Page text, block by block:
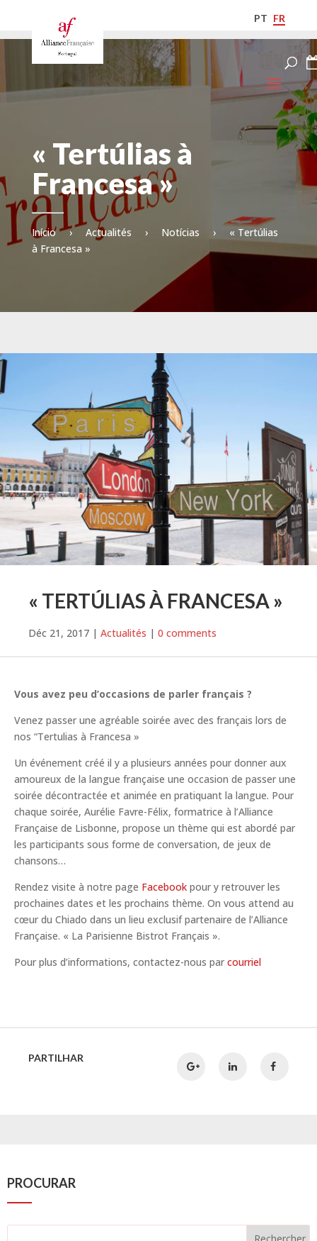
PT FR
« Tertúlias à
Francesa »
Início › Actualités › Notícias ›
« Tertúlias
à Francesa »
« TERTÚLIAS À FRANCESA »
Déc 21, 2017 | Actualités | 0 comments
Vous avez peu d’occasions de parler français ?
Venez passer une agréable soirée avec des français lors de
nos “Tertulias à Francesa »
Un événement créé il y a plusieurs années pour donner aux
amoureux de la langue française une occasion de passer une
soirée décontractée et animée en pratiquant la langue. Pour
chaque soirée, Aurélie Favre-Félix, formatrice à l’Alliance
Française de Lisbonne, propose un thème qui est abordé par
les participants sous forme de conversation, de jeux de
chansons…
Rendez visite à notre page Facebook pour y retrouver les
prochaines dates et les prochains thème. On vous attend au
cœur du Chiado dans un lieu exclusif partenaire de l’Alliance
Française. « La Parisienne Bistrot Français ».
Pour plus d’informations, contactez-nous par courriel
PARTILHAR
PROCURAR